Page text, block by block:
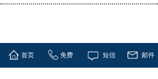
西安商务办公职场一角
首页 免费 短信 邮件